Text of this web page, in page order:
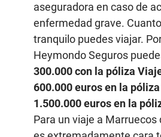
aseguradora en caso de
enfermedad grave.
tranquilo puedes viajar.
Heymondo Seguros
300.000 con la póliza
600.000 euros en la
1.500.000 euros en la
Para un viaje a